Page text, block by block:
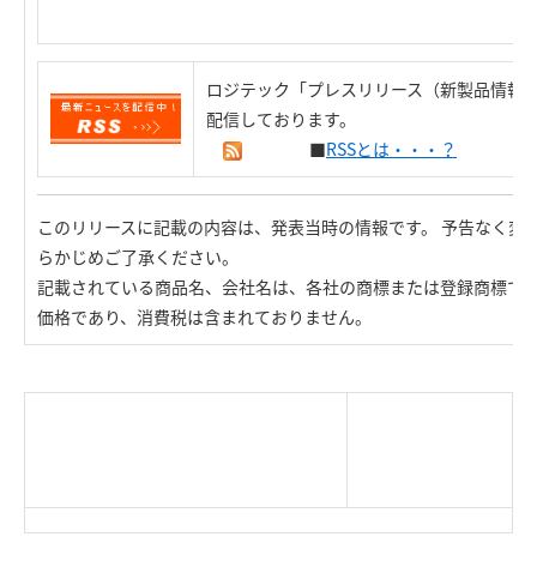
ロジテック「プレスリリース（新製品情報
配信しております。
■RSSとは・・・？
このリリースに記載の内容は、発表当時の情報です。 予告なく変
らかじめご了承ください。
記載されている商品名、会社名は、各社の商標または登録商標で
価格であり、消費税は含まれておりません。